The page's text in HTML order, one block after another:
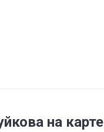
на карте